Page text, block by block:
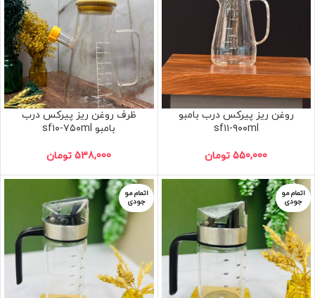
روغن ریز پیرکس درب بامبو
sf۱۱-۹۰۰ml
550,000 تومان
ظرف روغن ریز پیرکس درب
بامبو sf۱۰-۷۵۰ml
538,000 تومان
اتمام مو
جودی
اتمام مو
جودی